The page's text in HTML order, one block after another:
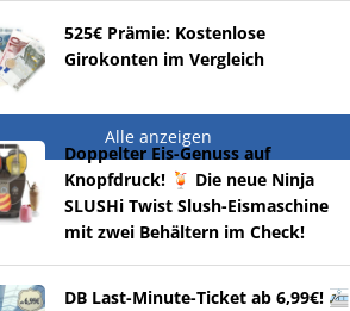
525€ Prämie: Kostenlose
Girokonten im Vergleich
Alle anzeigen
Doppelter Eis-Genuss auf
Knopfdruck! 🍹 Die neue Ninja
SLUSHi Twist Slush-Eismaschine
mit zwei Behältern im Check!
DB Last-Minute-Ticket ab 6,99€! 🚈